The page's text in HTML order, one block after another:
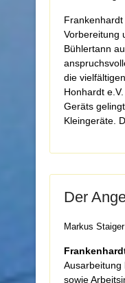
Vorbereitung
Bühlertann
die
Honhardt
Geräts
Kleingeräte.
Der
Markus Staiger
Ausarbeitung
sowie